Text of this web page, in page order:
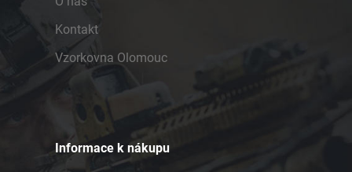
Kontakt
Vzorkovna Olomouc
Informace k nákupu